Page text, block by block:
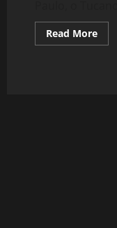
Read MoreRead
more